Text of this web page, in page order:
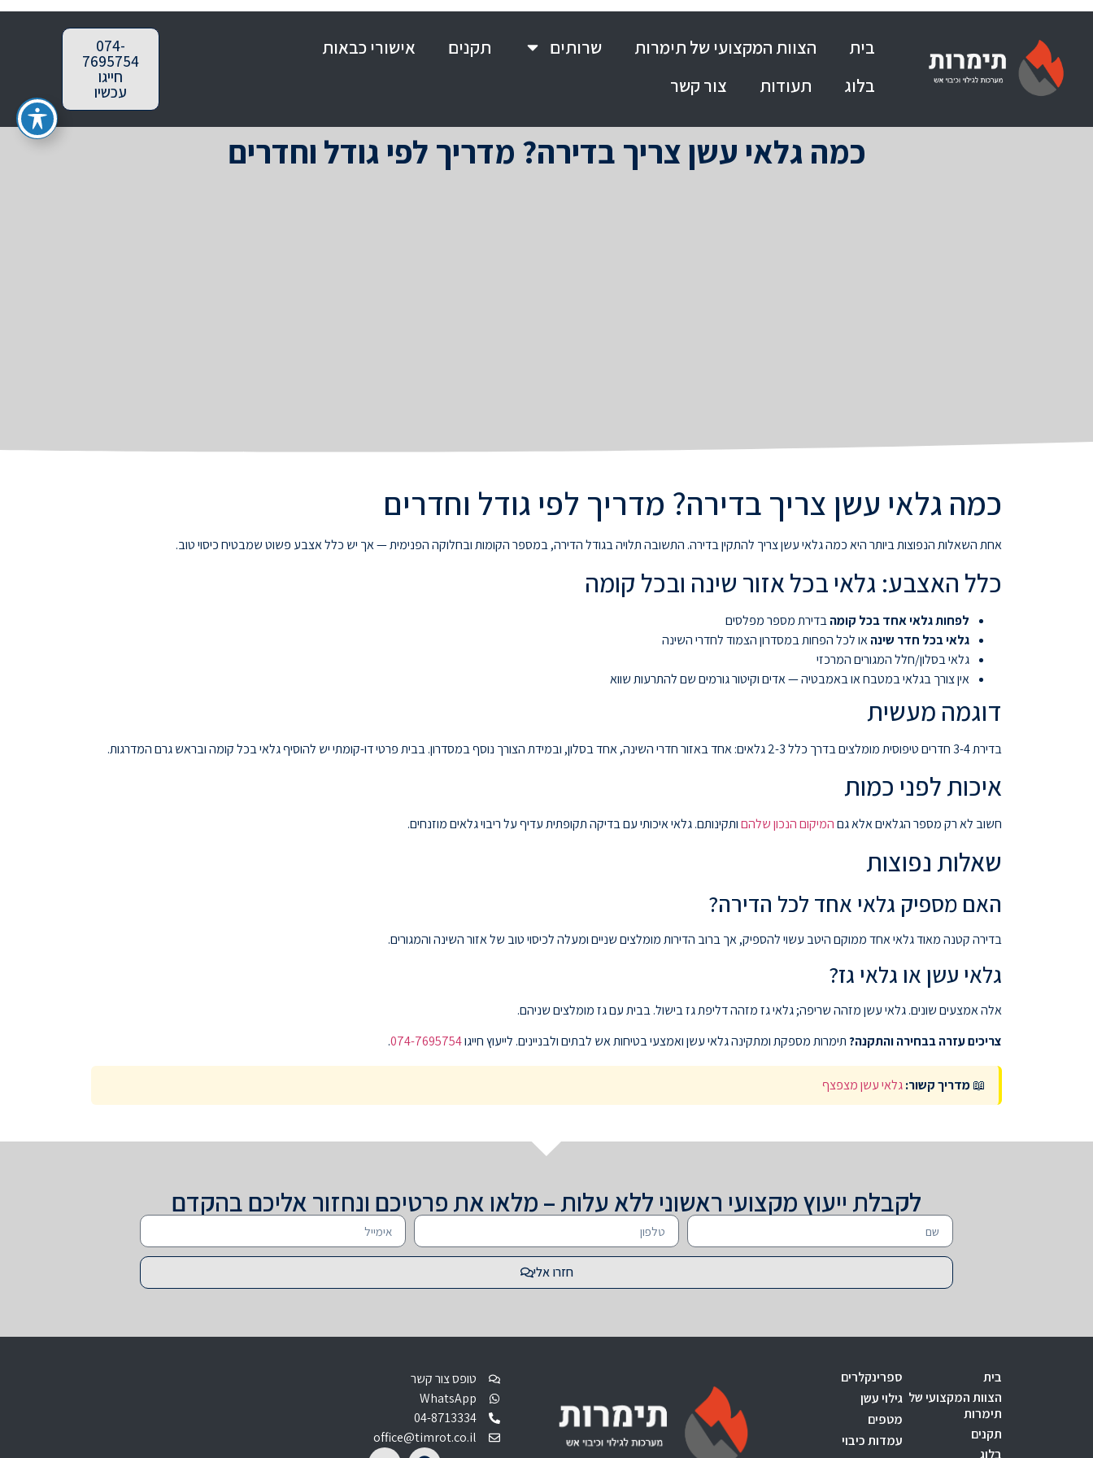
בית הצוות המקצועי של תימרות שרותים תקנים
אישורי כבאות
בלוג
תעודות צור קשר
074-
7695754
חייגו
עכשיו
כמה גלאי עשן צריך בדירה? מדריך לפי גודל וחדרים
כמה גלאי עשן צריך בדירה? מדריך לפי גודל וחדרים
אחת השאלות הנפוצות ביותר היא כמה גלאי עשן צריך להתקין בדירה. התשובה תלויה בגודל הדירה, במספר הקומות ובחלוקה הפנימית — אך יש כלל אצבע פשוט שמבטיח כיסוי טוב.
כלל האצבע: גלאי בכל אזור שינה ובכל קומה
לפחות גלאי אחד בכל קומהבדירת מספר מפלסים
גלאי בכל חדר שינהאו לכל הפחות במסדרון הצמוד לחדרי השינה
גלאי בסלון/חלל המגורים המרכזי
אין צורך בגלאי במטבח או באמבטיה — אדים וקיטור גורמים שם להתרעות שווא
דוגמה מעשית
בדירת 3-4 חדרים טיפוסית מומלצים בדרך כלל 2-3 גלאים: אחד באזור חדרי השינה, אחד בסלון, ובמידת הצורך נוסף במסדרון. בבית פרטי דו-קומתי יש להוסיף גלאי בכל קומה ובראש גרם המדרגות.
איכות לפני כמות
חשוב לא רק מספר הגלאים אלא גםהמיקום הנכון שלהםותקינותם. גלאי איכותי עם בדיקה תקופתית עדיף על ריבוי גלאים מוזנחים.
שאלות נפוצות
האם מספיק גלאי אחד לכל הדירה?
בדירה קטנה מאוד גלאי אחד ממוקם היטב עשוי להספיק, אך ברוב הדירות מומלצים שניים ומעלה לכיסוי טוב של אזור השינה והמגורים.
גלאי עשן או גלאי גז?
אלה אמצעים שונים. גלאי עשן מזהה שריפה; גלאי גז מזהה דליפת גז בישול. בבית עם גז מומלצים שניהם.
צריכים עזרה בבחירה והתקנה?תימרות מספקת ומתקינה גלאי עשן ואמצעי בטיחות אש לבתים ולבניינים. לייעוץ חייגו074-7695754
.
📖מדריך קשור:גלאי עשן מצפצף
לקבלת ייעוץ מקצועי ראשוני ללא עלות – מלאו את פרטיכם ונחזור אליכם בהקדם
חזרו אלי
בית
הצוות המקצועי של
תימרות
תקנים
בלוג
ספרינקלרים
גילוי עשן
מטפים
עמדות כיבוי
טופס צור קשר
WhatsApp
04-8713334
office@timrot.co.il